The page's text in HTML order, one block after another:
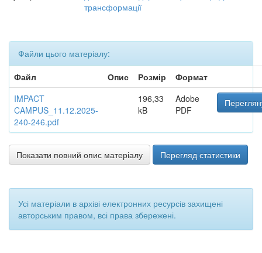
трансформації
Файли цього матеріалу:
Файл
Опис Розмір
Формат
IMPACT
CAMPUS_11.12.2025-
240-246.pdf
196,33
kB
Adobe
PDF
Показати повний опис матеріалу Перегляд статистики
Усі матеріали в архіві електронних ресурсів захищені
авторським правом, всі права збережені.